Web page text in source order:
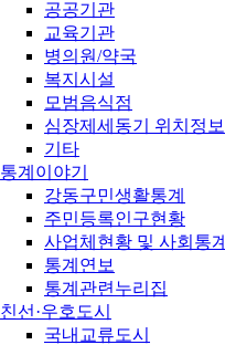
공공기관
교육기관
병의원/약국
복지시설
모범음식점
심장제세동기 위치정보
기타
통계이야기
강동구민생활통계
주민등록인구현황
사업체현황 및 사회통계
통계연보
통계관련누리집
친선·우호도시
국내교류도시